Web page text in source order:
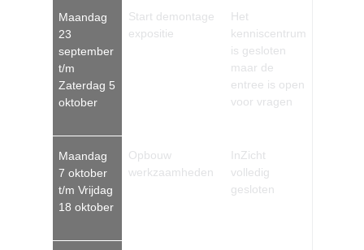
Maandag
23
september
t/m
Zaterdag 5
oktober
Start demontage
expositie
Het
kenniscentrum
is gesloten
maar de
entree is open
voor vragen
Maandag
7 oktober
t/m Vrijdag
18 oktober
Opbouw
werkzaamheden
InZicht
volledig
gesloten